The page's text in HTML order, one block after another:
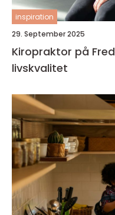
inspiration
29. September 2025
Kiropraktor på
livskvalitet